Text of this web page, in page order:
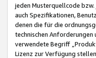
jeden Musterquellcode
auch Spezifikationen,
denen die für die
technischen Anforderungen
verwendete Begriff
Lizenz zur Verfügung